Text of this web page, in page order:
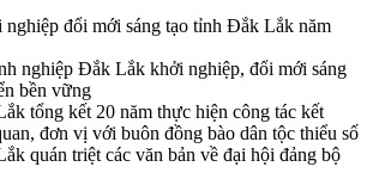
đổi mới sáng tạo tỉnh Đắk Lắk năm
nghiệp Đắk Lắk khởi nghiệp, đổi mới sáng
bền vững
tổng kết 20 năm thực hiện công tác kết
đơn vị với buôn đồng bào dân tộc thiểu số
quán triệt các văn bản về đại hội đảng bộ